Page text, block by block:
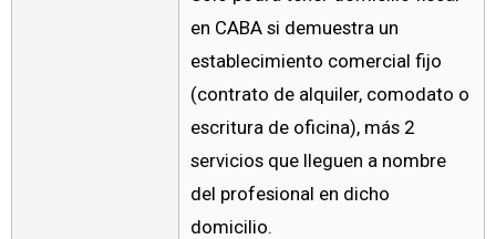
en CABA si demuestra un
establecimiento comercial fijo
(contrato de alquiler, comodato o
escritura de oficina), más 2
servicios que lleguen a nombre
del profesional en dicho
domicilio.